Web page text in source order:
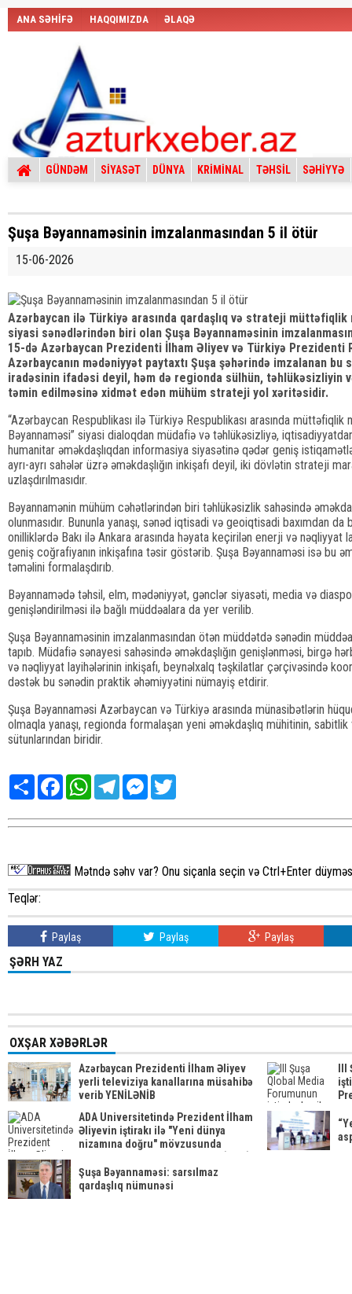
ANA SƏHİFƏ HAQQIMIZDA ƏLAQƏ
GÜNDƏM SİYASƏT DÜNYA KRİMİNAL TƏHSİL SƏHİYYƏ
Şuşa Bəyannaməsinin imzalanmasından 5 il ötür
15-06-2026
Azərbaycan ilə Türkiyə arasında qardaşlıq və strateji
siyasi sənədlərindən biri olan Şuşa Bəyannaməsinin
15-də Azərbaycan Prezidenti İlham Əliyev və Türkiyə Prezidenti
Azərbaycanın mədəniyyət paytaxtı Şuşa şəhərində imzalanan
iradəsinin ifadəsi deyil, həm də regionda sülhün, təhlükəsizliyin
təmin edilməsinə xidmət edən mühüm strateji yol xəritəsidir.
“Azərbaycan Respublikası ilə Türkiyə Respublikası arasında müttəfiqlik
Bəyannaməsi” siyasi dialoqdan müdafiə və təhlükəsizliyə,
humanitar əməkdaşlıqdan informasiya siyasətinə qədər geniş
ayrı-ayrı sahələr üzrə əməkdaşlığın inkişafı deyil, iki dövlətin strateji
uzlaşdırılmasıdır.
Bəyannamənin mühüm cəhətlərindən biri təhlükəsizlik sahəsində
olunmasıdır. Bununla yanaşı, sənəd iqtisadi və geoiqtisadi baxımdan da
onilliklərdə Bakı ilə Ankara arasında həyata keçirilən enerji və nəqliyyat
geniş coğrafiyanın inkişafına təsir göstərib. Şuşa Bəyannaməsi isə bu
təməlini formalaşdırıb.
Bəyannamədə təhsil, elm, mədəniyyət, gənclər siyasəti, media və
genişləndirilməsi ilə bağlı müddəalara da yer verilib.
Şuşa Bəyannaməsinin imzalanmasından ötən müddətdə sənədin
tapıb. Müdafiə sənayesi sahəsində əməkdaşlığın genişlənməsi, birgə
və nəqliyyat layihələrinin inkişafı, beynəlxalq təşkilatlar çərçivəsində
dəstək bu sənədin praktik əhəmiyyətini nümayiş etdirir.
Şuşa Bəyannaməsi Azərbaycan və Türkiyə arasında münasibətlərin
olmaqla yanaşı, regionda formalaşan yeni əməkdaşlıq mühitinin,
sütunlarından biridir.
Share FacebookWhatsAppTelegramMessenger
Mətndə səhv var? Onu siçanla seçin və Ctrl+Enter
Teqlər:
Paylaş Paylaş Paylaş
ŞƏRH YAZ
OXŞAR XƏBƏRLƏR
Azərbaycan Prezidenti İlham Əliyev
yerli televiziya kanallarına müsahibə
verib YENİLƏNİB
ADA Universitetində Prezident İlham
Əliyevin iştirakı ilə "Yeni dünya
nizamına doğru" mövzusunda
Şuşa Bəyannaməsi: sarsılmaz
qardaşlıq nümunəsi